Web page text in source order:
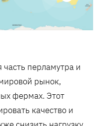
перламутра и
рынок,
фермах. Этот
качество и